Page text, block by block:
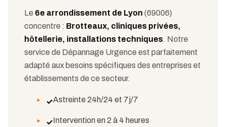
Le 6e arrondissement de Lyon (69006)
concentre : Brotteaux, cliniques privées,
hôtellerie, installations techniques. Notre
service de Dépannage Urgence est parfaitement
adapté aux besoins spécifiques des entreprises et
établissements de ce secteur.
✓Astreinte 24h/24 et 7j/7
✓Intervention en 2 à 4 heures